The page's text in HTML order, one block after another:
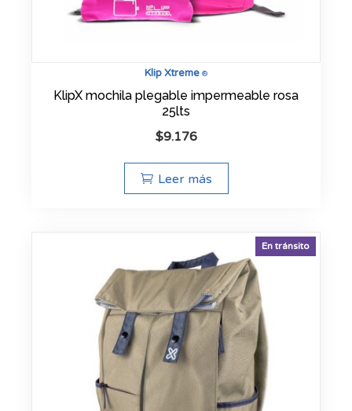
Klip Xtreme ®
KlipX mochila plegable impermeable rosa
25lts
$9.176
Leer más
En tránsito